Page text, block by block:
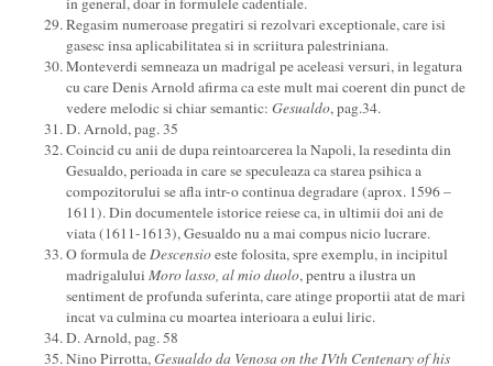
Regasim numeroase pregatiri si rezolvari exceptionale, care isi
gasesc insa aplicabilitatea si in scriitura palestriniana.
Monteverdi semneaza un madrigal pe aceleasi versuri, in legatura
cu care Denis Arnold afirma ca este mult mai coerent din punct de
vedere melodic si chiar semantic: Gesualdo, pag.34.
D. Arnold, pag. 35
Coincid cu anii de dupa reintoarcerea la Napoli, la resedinta din
Gesualdo, perioada in care se speculeaza ca starea psihica a
compozitorului se afla intr-o continua degradare (aprox. 1596 –
1611). Din documentele istorice reiese ca, in ultimii doi ani de
viata (1611-1613), Gesualdo nu a mai compus nicio lucrare.
O formula deDescensioeste folosita, spre exemplu, in incipitul
madrigalului Moro lasso, al mio duolo, pentru a ilustra un
sentiment de profunda suferinta, care atinge proportii atat de mari
incat va culmina cu moartea interioara a eului liric.
D. Arnold, pag. 58
Nino Pirrotta,Gesualdo da Venosa on the IVth Centenary of his